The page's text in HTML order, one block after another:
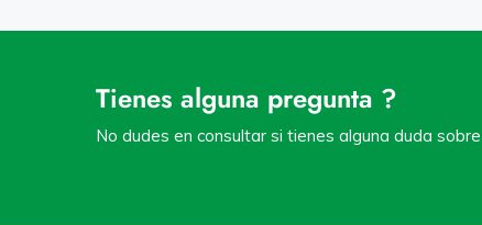
Tienes alguna pregunta ?
No dudes en consultar si tienes alguna duda